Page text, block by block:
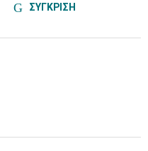
ΣΥΓΚΡΙΣΗ